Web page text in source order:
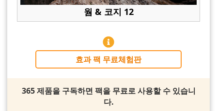
웜 & 코지 12
효과 팩 무료체험판
365 제품을 구독하면 팩을 무료로 사용할 수 있습니
다.